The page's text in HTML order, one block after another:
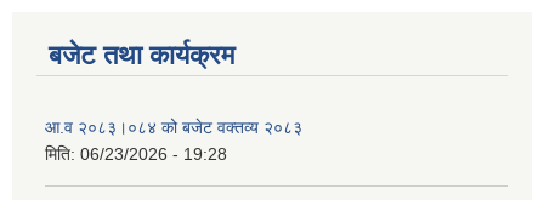
बजेट तथा कार्यक्रम
आ.व २०८३।०८४ को बजेट वक्तव्य २०८३
मिति: 06/23/2026 - 19:28